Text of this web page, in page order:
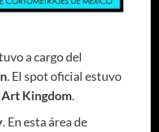
a cargo del
. El spot oficial estuvo
Art Kingdom.
. En esta área de